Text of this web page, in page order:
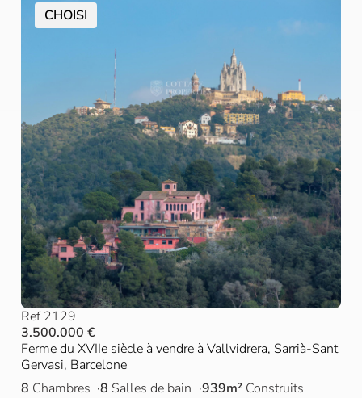
CHOISI
Ref 2129
3.500.000 €
Ferme du XVIIe siècle à vendre à Vallvidrera, Sarrià-Sant
Gervasi, Barcelone
8 Chambres 8 Salles de bain 939m² Construits